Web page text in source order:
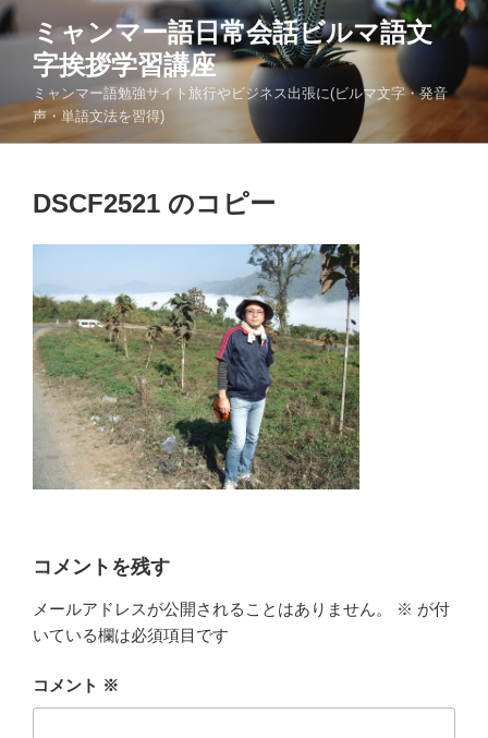
コ
ン
へ
ミャンマー語日常会話ビルマ語文
字挨拶学習講座
ミャンマー語勉強サイト旅行やビジネス出張に(ビルマ文字・発音
声・単語文法を習得)
DSCF2521 のコピー
コメントを残す
メールアドレスが公開されることはありません。 ※ が付
いている欄は必須項目です
コメント ※